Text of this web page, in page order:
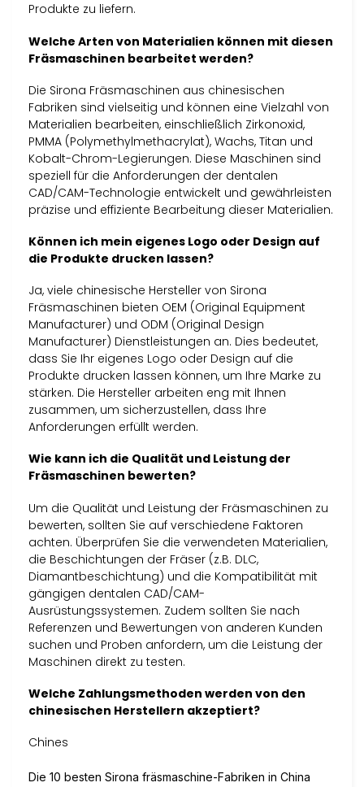
Produkte zu liefern.
Welche Arten von Materialien können mit diesen
Fräsmaschinen bearbeitet werden?
Die Sirona Fräsmaschinen aus chinesischen
Fabriken sind vielseitig und können eine Vielzahl von
Materialien bearbeiten, einschließlich Zirkonoxid,
PMMA (Polymethylmethacrylat), Wachs, Titan und
Kobalt-Chrom-Legierungen. Diese Maschinen sind
speziell für die Anforderungen der dentalen
CAD/CAM-Technologie entwickelt und gewährleisten
präzise und effiziente Bearbeitung dieser Materialien.
Können ich mein eigenes Logo oder Design auf
die Produkte drucken lassen?
Ja, viele chinesische Hersteller von Sirona
Fräsmaschinen bieten OEM (Original Equipment
Manufacturer) und ODM (Original Design
Manufacturer) Dienstleistungen an. Dies bedeutet,
dass Sie Ihr eigenes Logo oder Design auf die
Produkte drucken lassen können, um Ihre Marke zu
stärken. Die Hersteller arbeiten eng mit Ihnen
zusammen, um sicherzustellen, dass Ihre
Anforderungen erfüllt werden.
Wie kann ich die Qualität und Leistung der
Fräsmaschinen bewerten?
Um die Qualität und Leistung der Fräsmaschinen zu
bewerten, sollten Sie auf verschiedene Faktoren
achten. Überprüfen Sie die verwendeten Materialien,
die Beschichtungen der Fräser (z.B. DLC,
Diamantbeschichtung) und die Kompatibilität mit
gängigen dentalen CAD/CAM-
Ausrüstungssystemen. Zudem sollten Sie nach
Referenzen und Bewertungen von anderen Kunden
suchen und Proben anfordern, um die Leistung der
Maschinen direkt zu testen.
Welche Zahlungsmethoden werden von den
chinesischen Herstellern akzeptiert?
Chines
Die 10 besten Sirona fräsmaschine-Fabriken in China